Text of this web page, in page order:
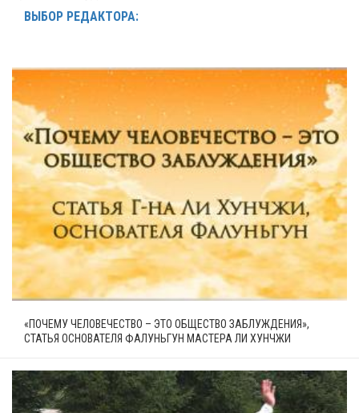
ВЫБОР РЕДАКТОРА:
«ПОЧЕМУ ЧЕЛОВЕЧЕСТВО – ЭТО ОБЩЕСТВО ЗАБЛУЖДЕНИЯ»,
СТАТЬЯ ОСНОВАТЕЛЯ ФАЛУНЬГУН МАСТЕРА ЛИ ХУНЧЖИ